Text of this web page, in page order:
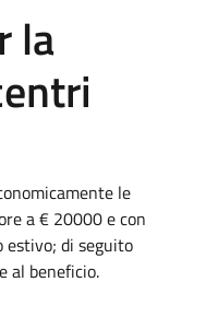
la
le
a € 20000 e con
di seguito
al beneficio.